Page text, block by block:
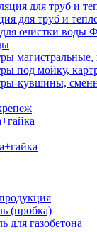
для труб и
магистральные,
под мойку,
кувшины,
(пробка)
для газобетона